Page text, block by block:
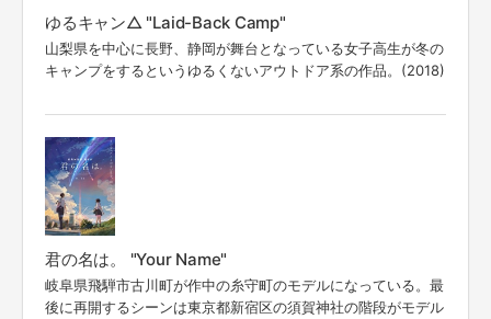
ゆるキャン△ "Laid-Back Camp"
山梨県を中心に長野、静岡が舞台となっている女子高生が冬の
キャンプをするというゆるくないアウトドア系の作品。(2018)
君の名は。 "Your Name"
岐阜県飛騨市古川町が作中の糸守町のモデルになっている。最
後に再開するシーンは東京都新宿区の須賀神社の階段がモデル